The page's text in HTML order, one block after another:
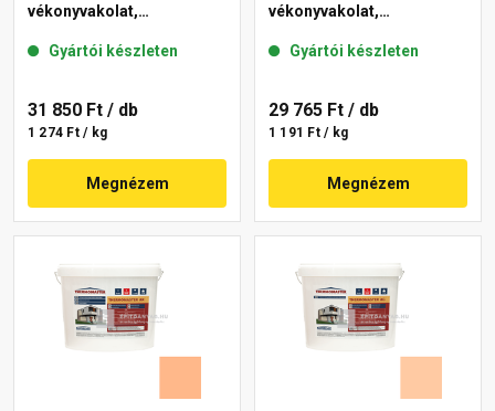
vékonyvakolat,
01-D 25 kg
Gyártói készleten
31 850 Ft / db
1 274 Ft / kg
Megnézem
vékonyvakolat,
17-C 25 kg
Gyártói készleten
29 765 Ft / db
1 191 Ft / kg
Megnézem